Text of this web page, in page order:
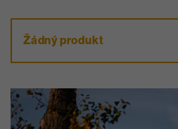
Žádný produkt